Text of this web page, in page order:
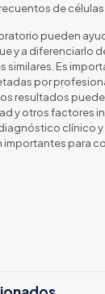
de células
pueden
y a diferenciarlo
similares. Es
por
resultados
y otros factores
clínico y
para